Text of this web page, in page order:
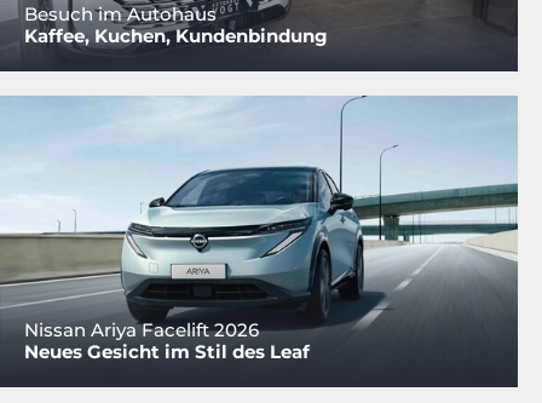
Besuch im Autohaus
Kaffee, Kuchen, Kundenbindung
Nissan Ariya Facelift 2026
Neues Gesicht im Stil des Leaf